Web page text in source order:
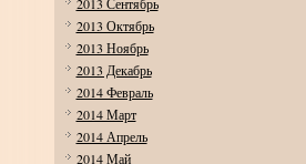
2013 Октябрь
2013 Ноябрь
2013 Декабрь
2014 Февраль
2014 Март
2014 Апрель
2014 Май